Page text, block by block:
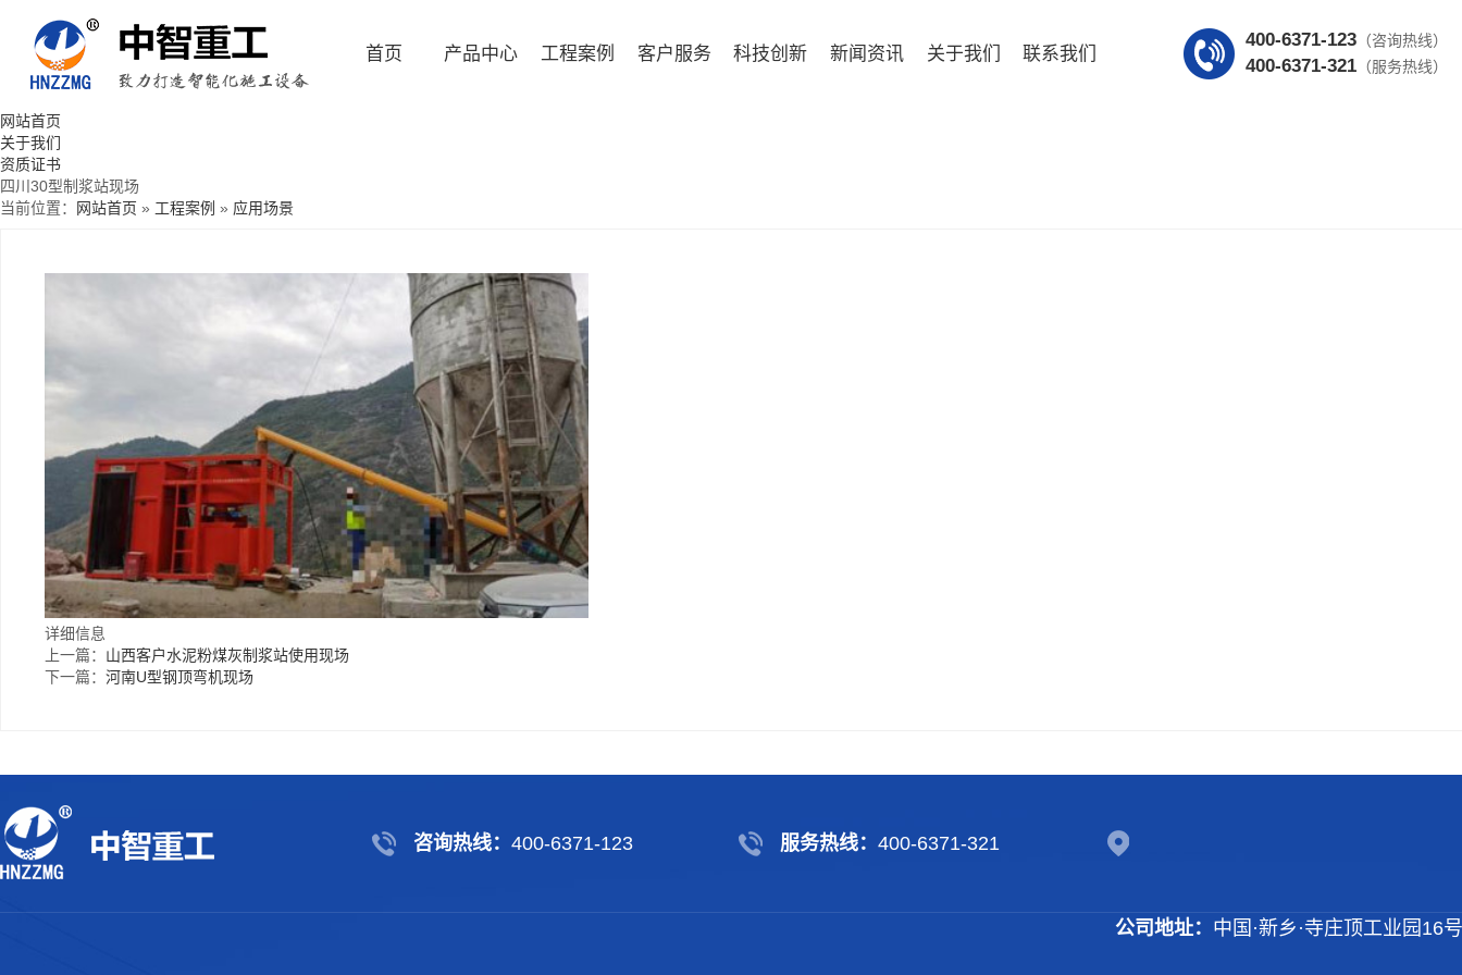
首页 产品中心 工程案例 客户服务 科技创新 新闻资讯 关于我们 联系我们
400-6371-123（咨询热线）
400-6371-321（服务热线）
网站首页
关于我们
资质证书
四川30型制浆站现场
当前位置：
网站首页 » 工程案例 » 应用场景
详细信息
上一篇： 山西客户水泥粉煤灰制浆站使用现场
下一篇： 河南U型钢顶弯机现场
咨询热线： 400-6371-123 服务热线： 400-6371-321
公司地址： 中国·新乡·寺庄顶工业园16号